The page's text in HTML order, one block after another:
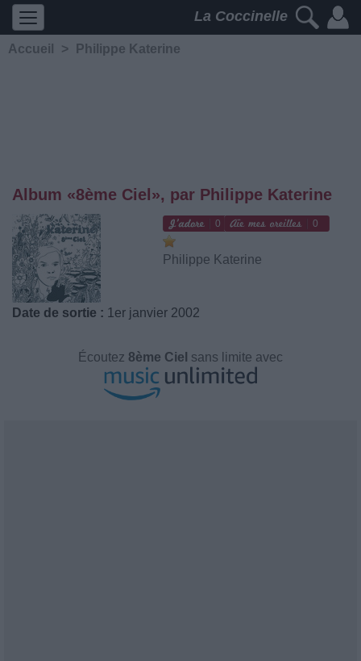
La Coccinelle
Accueil > Philippe Katerine
Album «8ème Ciel», par Philippe Katerine
0 0
Philippe Katerine
Date de sortie : 1er janvier 2002
Écoutez 8ème Ciel sans limite avec